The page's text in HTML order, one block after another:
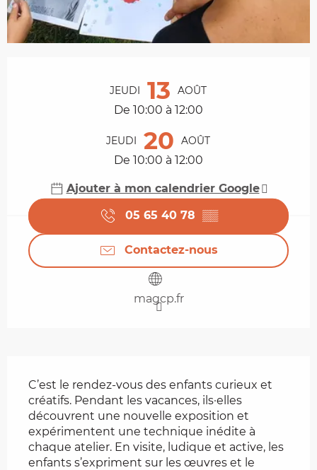
JEUDI 13 AOÛT
De 10:00 à 12:00
JEUDI 20 AOÛT
De 10:00 à 12:00
Ajouter à mon calendrier Google
05 65 40 78 ▒▒
Contactez-nous
magcp.fr
C’est le rendez-vous des enfants curieux et
créatifs. Pendant les vacances, ils·elles
découvrent une nouvelle exposition et
expérimentent une technique inédite à
chaque atelier. En visite, ludique et active, les
enfants s’expriment sur les œuvres et le